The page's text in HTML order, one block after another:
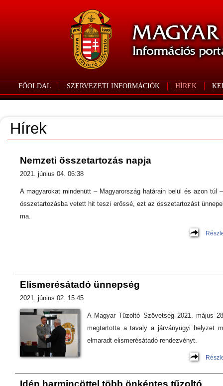
FŐOLDAL SZERVEZETI INFORMÁCIÓK HÍREK
Hírek
Nemzeti összetartozás napja
2021. június 04. 06:38
A magyarokat mindenütt – Magyarország határain belül és azon túl
összetartozásba vetett hit teszi erőssé, ezt az összetartozást
ma.
Elismerésátadó ünnepség
2021. június 02. 15:45
A Magyar Tűzoltó Szövetség 2021. május
megtartotta a tavaly a járványügyi helyzet
elmaradt elismerésátadó rendezvényt.
Idén harmincöttel több önkéntes tűzoltó